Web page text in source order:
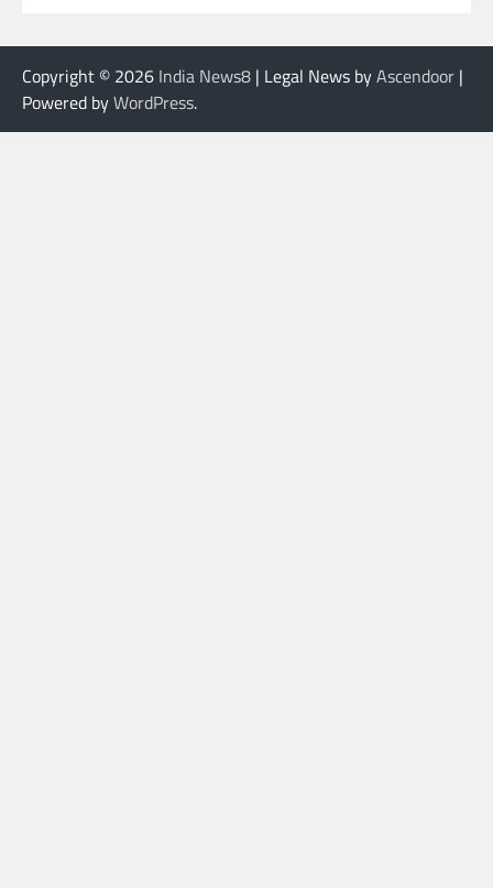
Copyright © 2026 India News8 | Legal News byAscendoor |
Powered byWordPress.